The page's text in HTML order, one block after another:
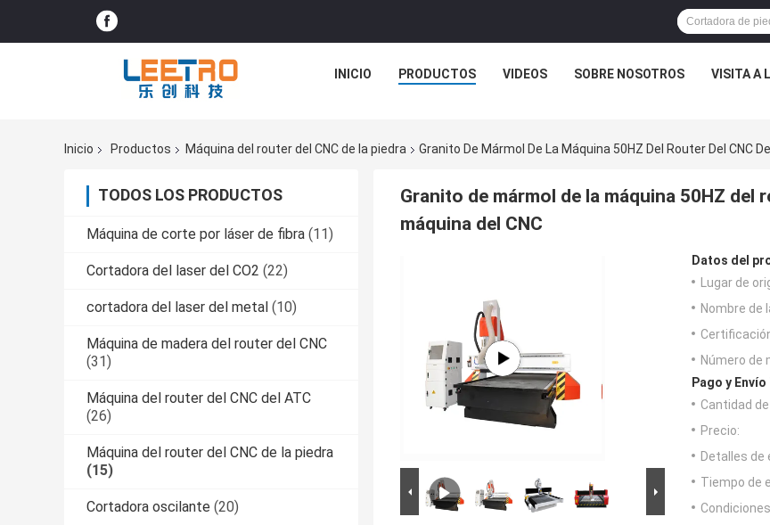
INICIO PRODUCTOS VIDEOS SOBRE NOSOTROS VISITA A
Inicio Productos Máquina del router del CNC de la piedra Granito De Mármol De La Máquina 50HZ Del Router Del CNC
TODOS LOS PRODUCTOS
Máquina de corte por láser de fibra (11)
Cortadora del laser del CO2 (22)
cortadora del laser del metal (10)
Máquina de madera del router del CNC
(31)
Máquina del router del CNC del ATC
(26)
Máquina del router del CNC de la piedra
(15)
Cortadora oscilante (20)
Granito de mármol de la máquina 50HZ del
máquina del CNC
Datos del
Lugar de
Nombre de
Número de
Pago y
Cantidad
Precio:
Detalles de
Tiempo de